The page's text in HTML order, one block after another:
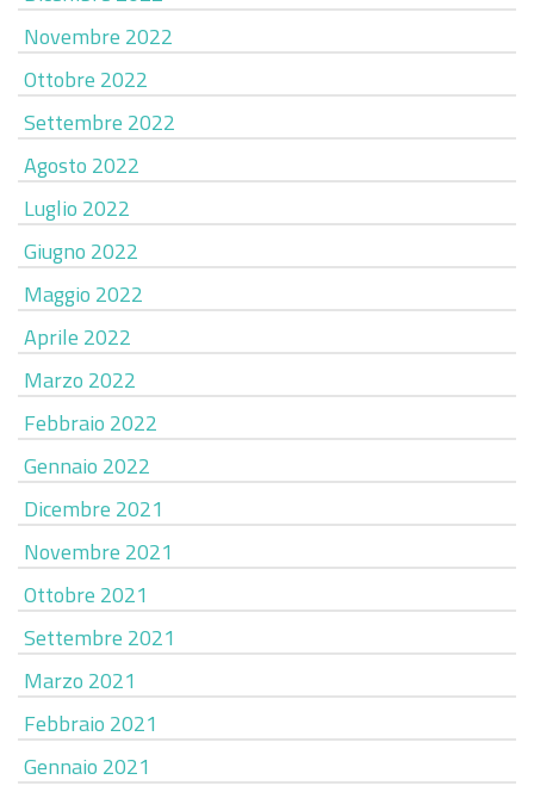
Novembre 2022
Ottobre 2022
Settembre 2022
Agosto 2022
Luglio 2022
Giugno 2022
Maggio 2022
Aprile 2022
Marzo 2022
Febbraio 2022
Gennaio 2022
Dicembre 2021
Novembre 2021
Ottobre 2021
Settembre 2021
Marzo 2021
Febbraio 2021
Gennaio 2021